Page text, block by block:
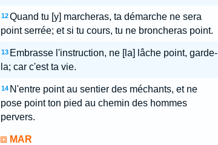
12 Quand tu [y] marcheras, ta démarche ne sera
point serrée; et si tu cours, tu ne broncheras point.
13 Embrasse l'instruction, ne [la] lâche point, garde-
la; car c'est ta vie.
14 N'entre point au sentier des méchants, et ne
pose point ton pied au chemin des hommes
pervers.
MAR